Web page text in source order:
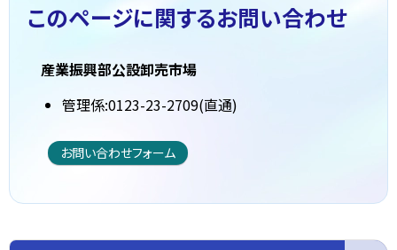
このページに関するお問い合わせ
産業振興部公設卸売市場
管理係:0123-23-2709(直通)
お問い合わせフォーム